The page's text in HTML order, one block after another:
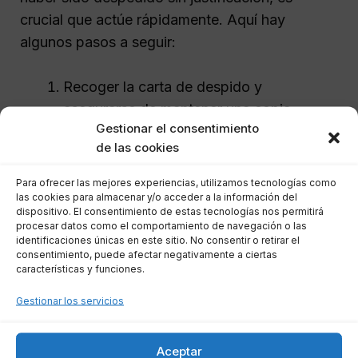
Gestionar el consentimiento
de las cookies
Para ofrecer las mejores experiencias, utilizamos tecnologías como
las cookies para almacenar y/o acceder a la información del
dispositivo. El consentimiento de estas tecnologías nos permitirá
procesar datos como el comportamiento de navegación o las
identificaciones únicas en este sitio. No consentir o retirar el
consentimiento, puede afectar negativamente a ciertas
características y funciones.
Gestionar los servicios
Aceptar
crucial que actúe rápidamente. Aquí hay
algunos pasos a seguir:
Recoger la carta de despido y
asegurarse de mantener una copia
firmada.
Consultar a un abogado especializado en
derecho laboral para obtener
asesoramiento sobre la situación.
Evaluar las opciones, ya sea impugnar el
despido o tratar de llegar a un acuerdo
con la empresa.
dentro del plazo de 20 días hábiles.
Recopilar toda la documentación y